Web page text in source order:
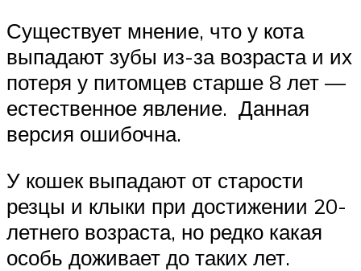
Существует мнение, что у кота
выпадают зубы из-за возраста и их
потеря у питомцев старше 8 лет —
естественное явление. Данная
версия ошибочна.
У кошек выпадают от старости
резцы и клыки при достижении 20-
летнего возраста, но редко какая
особь доживает до таких лет.